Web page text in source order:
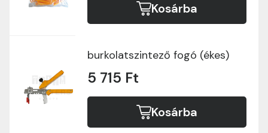
Kosárba
burkolatszintező fogó (ékes)
5 715 Ft
Kosárba